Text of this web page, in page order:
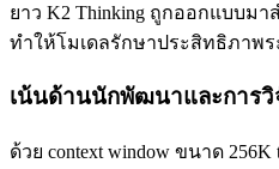
ยาว K2 Thinking ถูกออกแบบมา
ทำให้โมเดลรักษาประสิทธิภาพร
เน้นด้านนักพัฒนาและการวิ
ด้วย context window ขนาด